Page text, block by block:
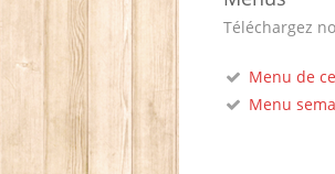
Téléchargez
Menu de
Menu